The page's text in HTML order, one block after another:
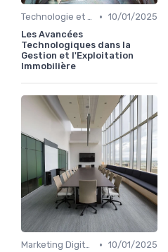
Technologie et Innovation en Gestion Immobilière • 10/01/2025
Les Avancées
Technologiques dans la
Gestion et l'Exploitation
Immobilière
Marketing Digital et Réseaux Sociaux • 10/01/2025